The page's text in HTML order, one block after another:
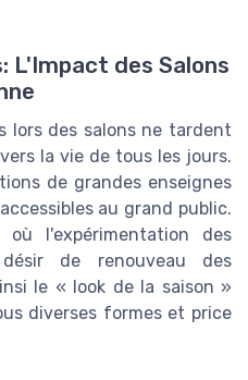
L'Impact des Salons
lors des salons ne tardent
la vie de tous les jours.
de grandes enseignes
au grand public.
l'expérimentation des
de renouveau des
le « look de la saison »
diverses formes et price